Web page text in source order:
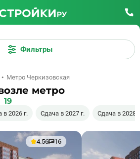
Фильтры
Метро Черкизовская
метро
19
в 2026 г. Сдача в 2027 г. Сдача в 2028
4.56 16